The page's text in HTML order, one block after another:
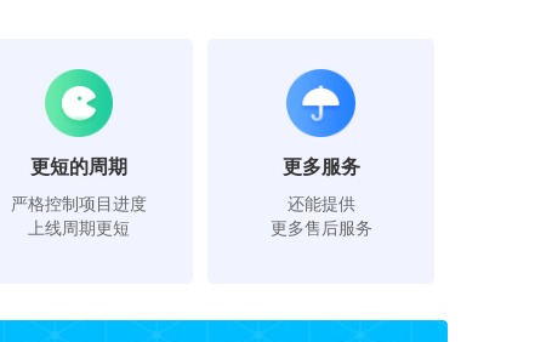
更短的周期
严格控制项目进度
上线周期更短
更多服务
还能提供
更多售后服务